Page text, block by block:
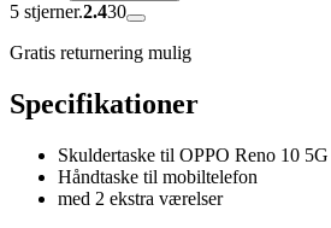
5 stjerner.2.430
Gratis returnering mulig
Specifikationer
Skuldertaske til OPPO Reno 10
Håndtaske til mobiltelefon
med 2 ekstra værelser